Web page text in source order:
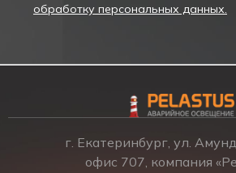
обработку персональных данных.
г. Екатеринбург, ул.
офис 707, компания